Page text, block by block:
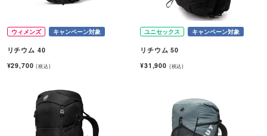
ウィメンズ キャンペーン対象
リチウム 40
¥29,700(税込)
ユニセックス キャンペーン対象
リチウム 50
¥31,900 (税込)